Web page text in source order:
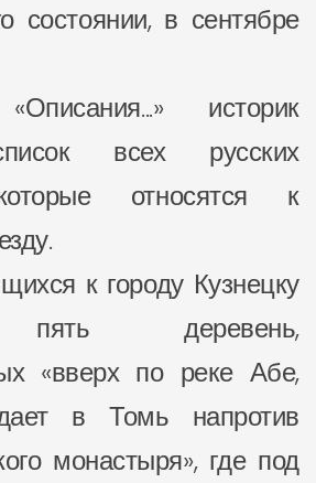
состоянии, в сентябре
историк
всех русских
относятся к
к городу Кузнецку
пять деревень,
«вверх по реке Абе,
в Томь напротив
монастыря», где под